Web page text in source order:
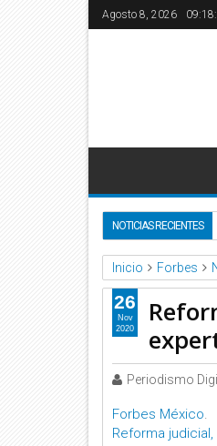
Agosto 8, 2026
NOTICIAS RECIENTES
Inicio Forbes
Periodismo
Forbes México.
Reforma
26
Nov
2020